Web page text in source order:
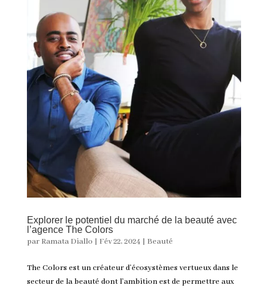
Explorer le potentiel du marché de la beauté avec
l’agence The Colors
par Ramata Diallo | Fév 22, 2024 | Beauté
The Colors est un créateur d’écosystèmes vertueux dans le
secteur de la beauté dont l’ambition est de permettre aux